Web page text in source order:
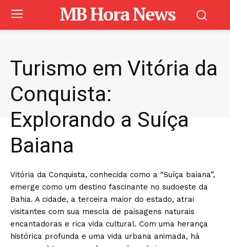
MB Hora News
Turismo em Vitória da
Conquista:
Explorando a Suíça
Baiana
Vitória da Conquista, conhecida como a “Suíça baiana”,
emerge como um destino fascinante no sudoeste da
Bahia. A cidade, a terceira maior do estado, atrai
visitantes com sua mescla de paisagens naturais
encantadoras e rica vida cultural. Com uma herança
histórica profunda e uma vida urbana animada, há